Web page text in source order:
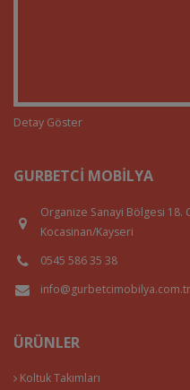
Detay Göster
GURBETCI MOBILYA
Organize Sanayi Bölgesi 18.
Kocasinan/Kayseri
0545 586 35 38
info@gurbetcimobilya.com.tr
ÜRÜNLER
Koltuk Takımları